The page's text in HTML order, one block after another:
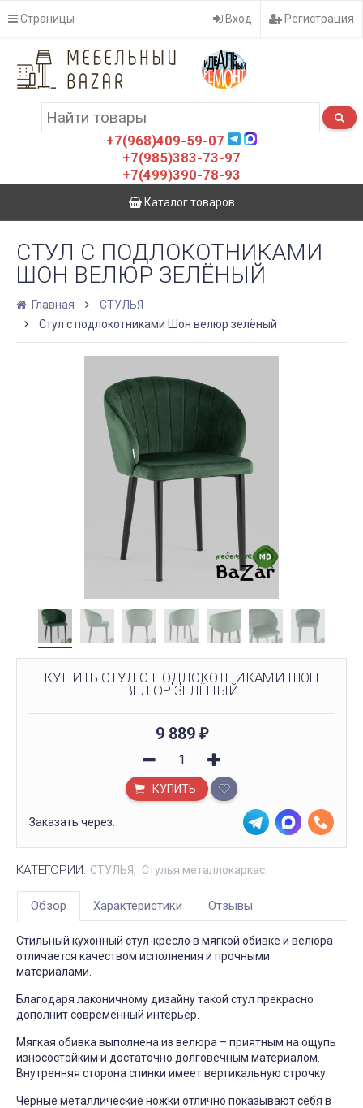
Страницы Вход Регистрация
+7(968)409-59-07
+7(985)383-73-97
+7(499)390-78-93
Каталог товаров
СТУЛ С ПОДЛОКОТНИКАМИ
ШОН ВЕЛЮР ЗЕЛЁНЫЙ
Главная
СТУЛЬЯ
Стул с подлокотниками Шон велюр зелёный
КУПИТЬ СТУЛ С ПОДЛОКОТНИКАМИ ШОН
ВЕЛЮР ЗЕЛЁНЫЙ
9 889 ₽
КУПИТЬ
Заказать через:
КАТЕГОРИИ: СТУЛЬЯ Стулья металлокаркас
Обзор Характеристики Отзывы
Стильный кухонный стул-кресло в мягкой обивке и велюра
отличается качеством исполнения и прочными
материалами.
Благодаря лаконичному дизайну такой стул прекрасно
дополнит современный интерьер.
Мягкая обивка выполнена из велюра – приятным на ощупь
износостойким и достаточно долговечным материалом.
Внутренняя сторона спинки имеет вертикальную строчку.
Черные металлические ножки отлично показывают себя в